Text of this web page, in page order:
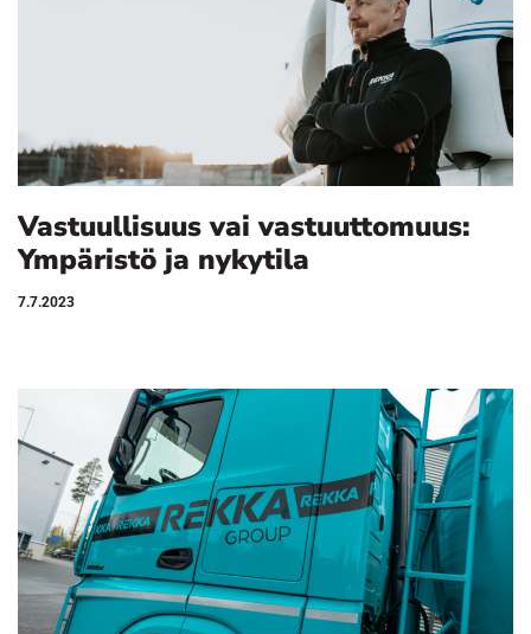
Vastuullisuus vai vastuuttomuus:
Ympäristö ja nykytila
7.7.2023